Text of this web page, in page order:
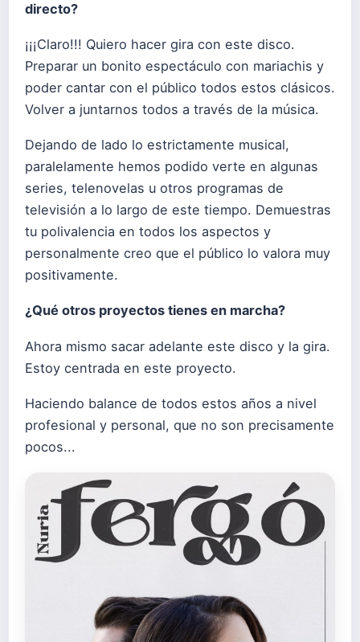
directo?
¡¡¡Claro!!! Quiero hacer gira con este disco.
Preparar un bonito espectáculo con mariachis y
poder cantar con el público todos estos clásicos.
Volver a juntarnos todos a través de la música.
Dejando de lado lo estrictamente musical,
paralelamente hemos podido verte en algunas
series, telenovelas u otros programas de
televisión a lo largo de este tiempo. Demuestras
tu polivalencia en todos los aspectos y
personalmente creo que el público lo valora muy
positivamente.
¿Qué otros proyectos tienes en marcha?
Ahora mismo sacar adelante este disco y la gira.
Estoy centrada en este proyecto.
Haciendo balance de todos estos años a nivel
profesional y personal, que no son precisamente
pocos...